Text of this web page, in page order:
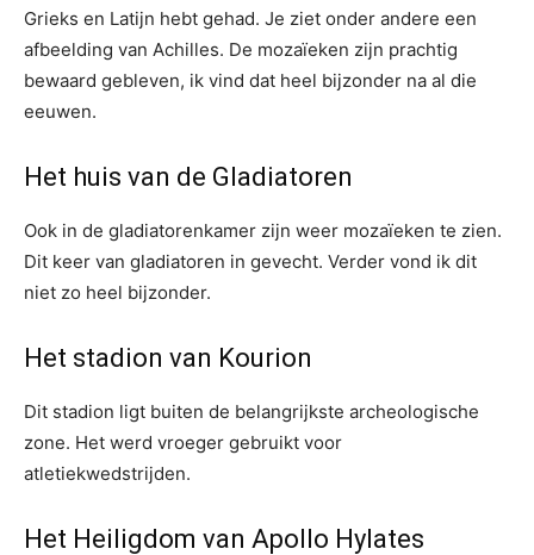
Grieks en Latijn hebt gehad. Je ziet onder andere een
afbeelding van Achilles. De mozaïeken zijn prachtig
bewaard gebleven, ik vind dat heel bijzonder na al die
eeuwen.
Het huis van de Gladiatoren
Ook in de gladiatorenkamer zijn weer mozaïeken te zien.
Dit keer van gladiatoren in gevecht. Verder vond ik dit
niet zo heel bijzonder.
Het stadion van Kourion
Dit stadion ligt buiten de belangrijkste archeologische
zone. Het werd vroeger gebruikt voor
atletiekwedstrijden.
Het Heiligdom van Apollo Hylates